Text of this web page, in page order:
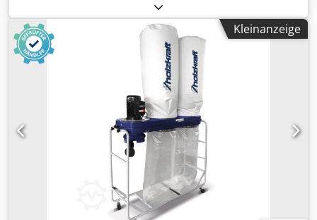
Absaugeinheit Für Fräs-, Hobel- und Sägespäne (nicht für
Staub geeignet) Um 180° drehbare Absaugeinheit
ermöglicht Absaugführung von unten oder oben Stabiles
Lüfterrad aus Metall Serienmäßig mit hochwertigem
Fahrwerk für bessere Stabilität und einfaches Rangieren
Schnellspannverschlüsse für Filter- und Spänesack Fein-
Filtersack doppelt gewebt Abmessungen und Gewichte
Spänesammelvolumen 110 l Nennweite außen
Absaugstutzen Eingang 203 mm Nennweite außen
Absaugstutzen Abgang 1 x 100, 1 x 120 mm Länge ca. 1000
mm Breite/Tiefe ca. 500 mm Höhe ca. 2100 mm Gewicht ca.
39 kg Elektrische Daten Leerlaufgeschwindigkeit 2950
min¯¹ Aufnahmeleistung 1,5 kW Anschlussspannung 400 V
Netzfrequenz 50 Hz Filter Filterfläche 1,92 m²
Geräuschemission Schalldruckpegel max. 85.7 dB(A)
Kleinanzeige